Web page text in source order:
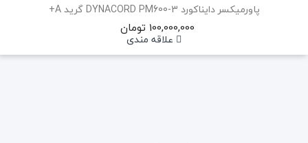
پاورمیکسر دایناکورد DYNACORD PM600-3 گرید A+
100,000,000 تومان
علاقه مندی